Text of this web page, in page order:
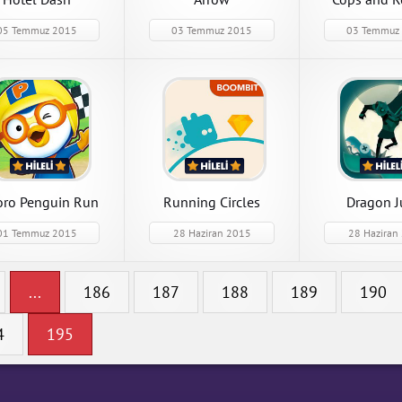
Temmuz 2015 03 Temmuz 2015
Arrow
Arrow 1.0 Sınırsız Elmas
Hileli Mod Apk indir
APK İndir
03
Penguin Run
Temmuz 2015
Running Circles
28 Haziran 2015
Running Circles
Running Circles 1.1.0 Hileli
Dragon
28 Haziran
Dragon Jump
Dragon Jump 1.0
Dude Perfect
Dude Perfect 2
APK İndir
... 186 187 188 189 190
195